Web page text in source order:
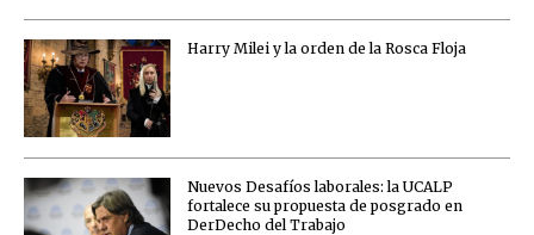
Harry Milei y la orden de la Rosca Floja
Nuevos Desafíos laborales: la UCALP
fortalece su propuesta de posgrado en
DerDecho del Trabajo